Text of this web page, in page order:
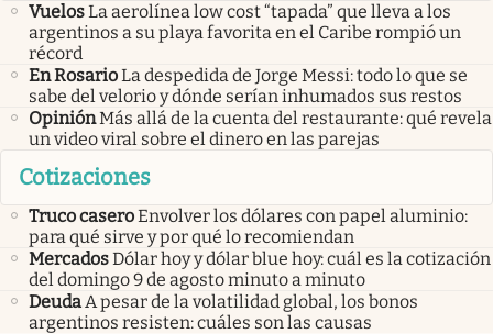
VuelosLa aerolínea low cost “tapada” que lleva a los
argentinos a su playa favorita en el Caribe rompió un
récord
En RosarioLa despedida de Jorge Messi: todo lo que se
sabe del velorio y dónde serían inhumados sus restos
OpiniónMás allá de la cuenta del restaurante: qué revela
un video viral sobre el dinero en las parejas
Cotizaciones
Truco caseroEnvolver los dólares con papel aluminio:
para qué sirve y por qué lo recomiendan
MercadosDólar hoy y dólar blue hoy: cuál es la cotización
del domingo 9 de agosto minuto a minuto
Deuda A pesar de la volatilidad global, los bonos
argentinos resisten: cuáles son las causas